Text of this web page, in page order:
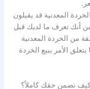
المعدنية قد يقبلون
من أنك تعرف ما لديك قبل
من الخردة المعدنية
الأمر ببيع الخردة
كيف نضمن حقك كاملاً؟